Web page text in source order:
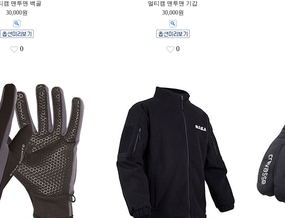
캠 맨투맨 백골
30,000원
0
멀티캠 맨투맨 기갑
30,000원
0